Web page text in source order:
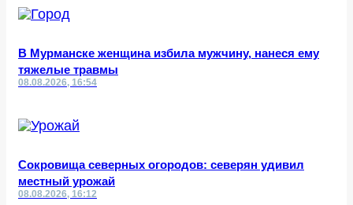
В Мурманске женщина избила мужчину, нанеся ему
тяжелые травмы
08.08.2026, 16:54
Сокровища северных огородов: северян удивил
местный урожай
08.08.2026, 16:12